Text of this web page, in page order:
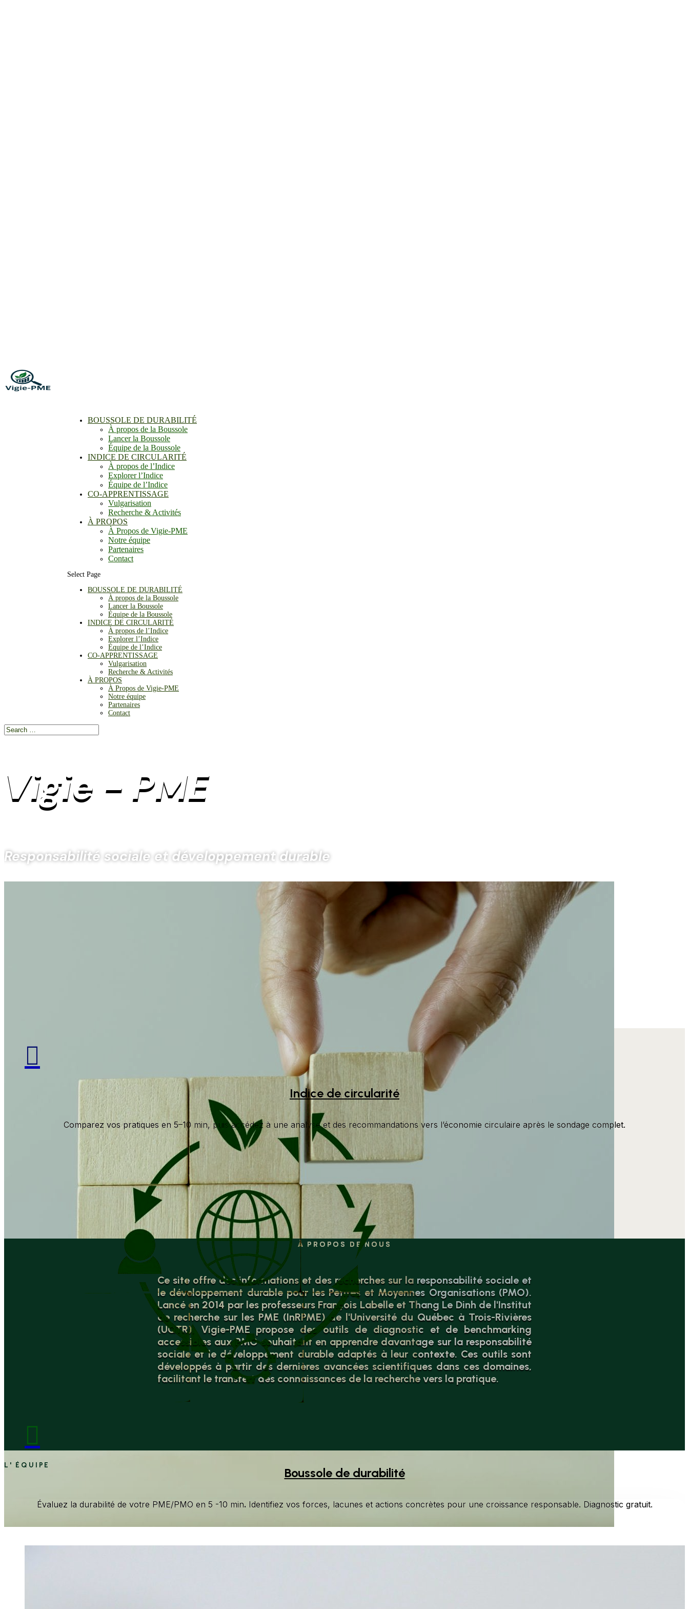
BOUSSOLE DE DURABILITÉ
À propos de la Boussole
Lancer la Boussole
Équipe de la Boussole
INDICE DE CIRCULARITÉ
À propos de l’Indice
Explorer l’Indice
Équipe de l’Indice
CO-APPRENTISSAGE
Vulgarisation
Recherche & Activités
À PROPOS
À Propos de Vigie-PME
Notre équipe
Partenaires
Contact
Select Page
BOUSSOLE DE DURABILITÉ
À propos de la Boussole
Lancer la Boussole
Équipe de la Boussole
INDICE DE CIRCULARITÉ
À propos de l’Indice
Explorer l’Indice
Équipe de l’Indice
CO-APPRENTISSAGE
Vulgarisation
Recherche & Activités
À PROPOS
À Propos de Vigie-PME
Notre équipe
Partenaires
Contact
Vigie - PME
Responsabilité sociale et développement durable

Indice de circularité
Comparez vos pratiques en 5–10 min, puis accédez à une analyse et des recommandations vers l’économie circulaire après le sondage complet.

Boussole de durabilité
Évaluez la durabilité de votre PME/PMO en 5 -10 min. Identifiez vos forces, lacunes et actions concrètes pour une croissance responsable. Diagnostic gratuit.
À PROPOS DE NOUS
Ce site offre des informations et des recherches sur la responsabilité sociale et
le développement durable pour les Petites et Moyennes Organisations (PMO).
Lancé en 2014 par les professeurs François Labelle et Thang Le Dinh de l'Institut
de recherche sur les PME (InRPME) de l'Université du Québec à Trois-Rivières
(UQTR), Vigie-PME propose des outils de diagnostic et de benchmarking
accessibles aux PMO souhaitant en apprendre davantage sur la responsabilité
sociale et le développement durable adaptés à leur contexte. Ces outils sont
développés à partir des dernières avancées scientifiques dans ces domaines,
facilitant le transfert des connaissances de la recherche vers la pratique.
L' ÉQUIPE